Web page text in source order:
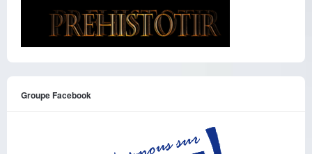
Groupe Facebook